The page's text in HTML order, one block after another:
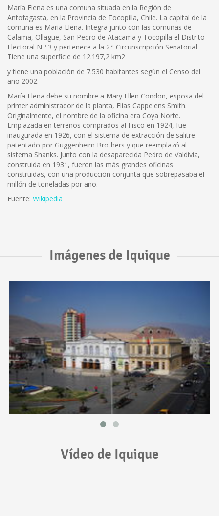
María Elena es una comuna situada en la Región de
Antofagasta, en la Provincia de Tocopilla, Chile. La capital de la
comuna es María Elena. Integra junto con las comunas de
Calama, Ollague, San Pedro de Atacama y Tocopilla el Distrito
Electoral N.º 3 y pertenece a la 2.ª Circunscripción Senatorial.
Tiene una superficie de 12.197,2 km2
y tiene una población de 7.530 habitantes según el Censo del
año 2002.
María Elena debe su nombre a Mary Ellen Condon, esposa del
primer administrador de la planta, Elías Cappelens Smith.
Originalmente, el nombre de la oficina era Coya Norte.
Emplazada en terrenos comprados al Fisco en 1924, fue
inaugurada en 1926, con el sistema de extracción de salitre
patentado por Guggenheim Brothers y que reemplazó al
sistema Shanks. Junto con la desaparecida Pedro de Valdivia,
construida en 1931, fueron las más grandes oficinas
construidas, con una producción conjunta que sobrepasaba el
millón de toneladas por año.
Fuente: Wikipedia
Imágenes de Iquique
Vídeo de Iquique